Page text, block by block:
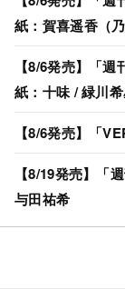
紙：賀喜遥香（乃
【8/6発売】「
紙：十味 / 緑川
【8/6発売】「
【8/19発売】「
与田祐希